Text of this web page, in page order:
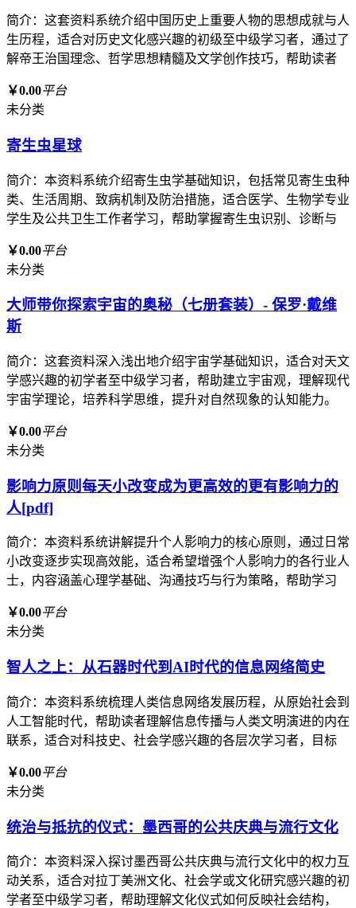
简介：这套资料系统介绍中国历史上重要人物的思想成就与人
生历程，适合对历史文化感兴趣的初级至中级学习者，通过了
解帝王治国理念、哲学思想精髓及文学创作技巧，帮助读者
￥0.00平台
未分类
寄生虫星球
简介：本资料系统介绍寄生虫学基础知识，包括常见寄生虫种
类、生活周期、致病机制及防治措施，适合医学、生物学专业
学生及公共卫生工作者学习，帮助掌握寄生虫识别、诊断与
￥0.00平台
未分类
大师带你探索宇宙的奥秘（七册套装）- 保罗·戴维
斯
简介：这套资料深入浅出地介绍宇宙学基础知识，适合对天文
学感兴趣的初学者至中级学习者，帮助建立宇宙观，理解现代
宇宙学理论，培养科学思维，提升对自然现象的认知能力。
￥0.00平台
未分类
影响力原则每天小改变成为更高效的更有影响力的
人[pdf]
简介：本资料系统讲解提升个人影响力的核心原则，通过日常
小改变逐步实现高效能，适合希望增强个人影响力的各行业人
士，内容涵盖心理学基础、沟通技巧与行为策略，帮助学习
￥0.00平台
未分类
智人之上：从石器时代到AI时代的信息网络简史
简介：本资料系统梳理人类信息网络发展历程，从原始社会到
人工智能时代，帮助读者理解信息传播与人类文明演进的内在
联系，适合对科技史、社会学感兴趣的各层次学习者，目标
￥0.00平台
未分类
统治与抵抗的仪式：墨西哥的公共庆典与流行文化
简介：本资料深入探讨墨西哥公共庆典与流行文化中的权力互
动关系，适合对拉丁美洲文化、社会学或文化研究感兴趣的初
学者至中级学习者，帮助理解文化仪式如何反映社会结构，